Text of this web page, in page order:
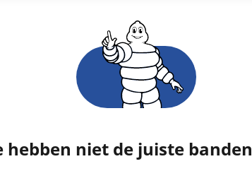
hebben niet de juiste